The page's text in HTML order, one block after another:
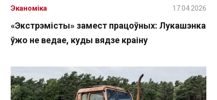
«Экстрэмісты» замест працоўных: Лукашэнка
ўжо не ведае, куды вядзе краіну
Эканоміка 17.04.2026